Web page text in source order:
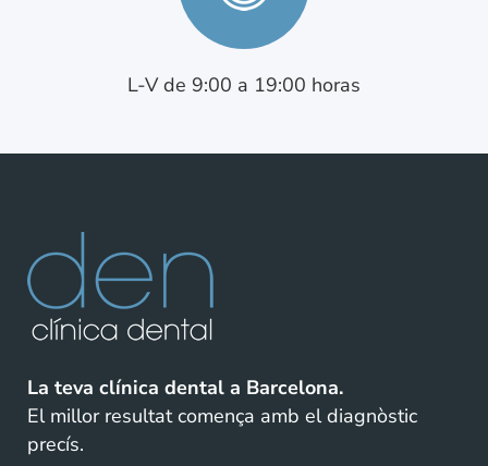
L-V de 9:00 a 19:00 horas
La teva clínica dental a Barcelona.
El millor resultat comença amb el diagnòstic
precís.